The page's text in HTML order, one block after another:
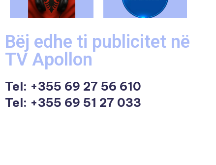
Bëj edhe ti publicitet në
TV Apollon
Tel: +355 69 27 56 610
Tel: +355 69 51 27 033